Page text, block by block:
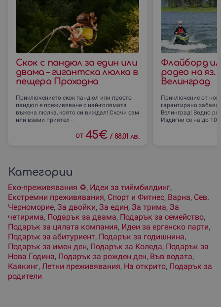
Скок с пандюл за един или
двама – гигантска люлка в
пещера Проходна
Приключението скок пандюл или просто
пандюл е преживяване с най-голямата
въжена люлка, която си виждал! Скочи сам
или вземи приятел -
от45€ / 88.01 лв.
Флайборд
родео на яз.
Велинград
Приключение от
гарантирано
Велинград! Водно
Издигни се на до 10
Категории
Еко-преживявания ♻️, Идеи за тиймбилдинг,
Екстремни преживявания, Спорт и Фитнес, Варна, Сев.
Черноморие, За двойки, За един, За трима, За
четирима, Подарък за двама, Подарък за семейство,
Подарък за цялата компания, Идеи за ергенско парти,
Подарък за абитуриент, Подарък за годишнина,
Подарък за имен ден, Подарък за Коледа, Подарък за
Нова Година, Подарък за рожден ден, Във водата,
Каякинг, Летни преживявания, На открито, Подарък за
родители